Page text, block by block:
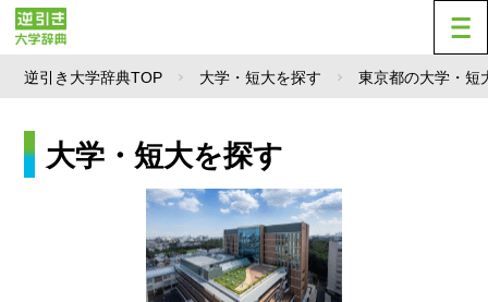
逆引き大学辞典TOP 大学・短大を探す 東京都の大学・短
大学・短大を探す